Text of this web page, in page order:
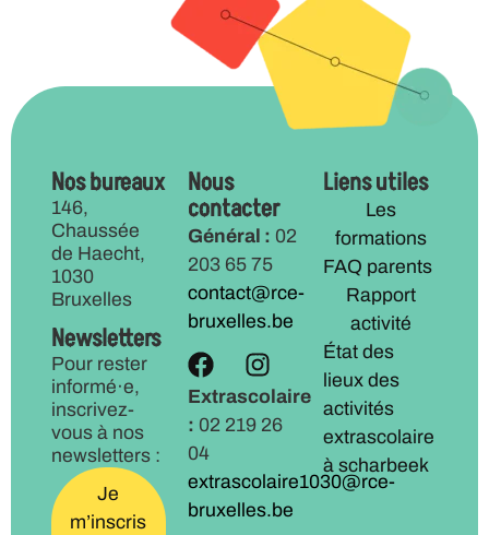
Nos bureaux
146,
Chaussée
de Haecht,
1030
Bruxelles
Newsletters
Pour rester
informé·e,
inscrivez-
vous à nos
newsletters :
Je
m’inscris
Nous
contacter
Général : 02
203 65 75
contact@rce-
bruxelles.be
Extrascolaire
: 02 219 26
04
extrascolaire1030@rce-
bruxelles.be
Liens utiles
Les
formations
FAQ parents
Rapport
activité
État des
lieux des
activités
extrascolaire
à scharbeek